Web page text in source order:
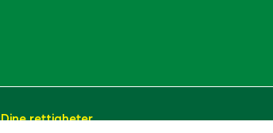
Dine rettigheter